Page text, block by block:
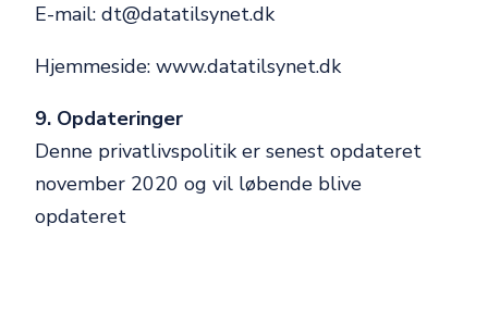
E-mail: dt@datatilsynet.dk
Hjemmeside: www.datatilsynet.dk
9. Opdateringer
Denne privatlivspolitik er senest opdateret
november 2020 og vil løbende blive
opdateret